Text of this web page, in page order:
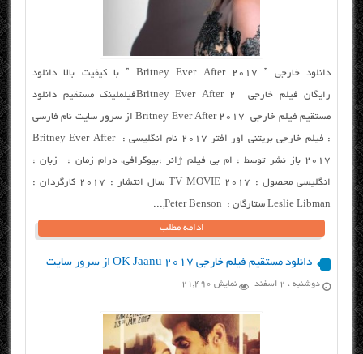
دانلود خارجی ” Britney Ever After 2017 ” با کیفیت بالا دانلود
رایگان فیلم خارجی Britney Ever After 2فیلملینک مستقیم دانلود
مستقیم فیلم خارجی Britney Ever After 2017 از سرور سایت نام فارسی
: فیلم خارجی بریتنی اور افتر ۲۰۱۷ نام انگلیسی : Britney Ever After
2017 باز نشر توسط : ام بی فیلم ژانر :بیوگرافی، درام زمان :_ زبان :
انگلیسی محصول : TV MOVIE 2017 سال انتشار : ۲۰۱۷ کارگردان :
Leslie Libman ستارگان : Peter Benson,...
ادامه مطلب
دانلود مستقیم فیلم خارجی OK Jaanu 2017 از سرور سایت
دوشنبه ، ۲ اسفند نمایش 21,490